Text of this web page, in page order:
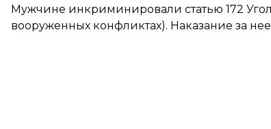
Мужчине инкриминировали статью 172
вооруженных конфликтах). Наказание за